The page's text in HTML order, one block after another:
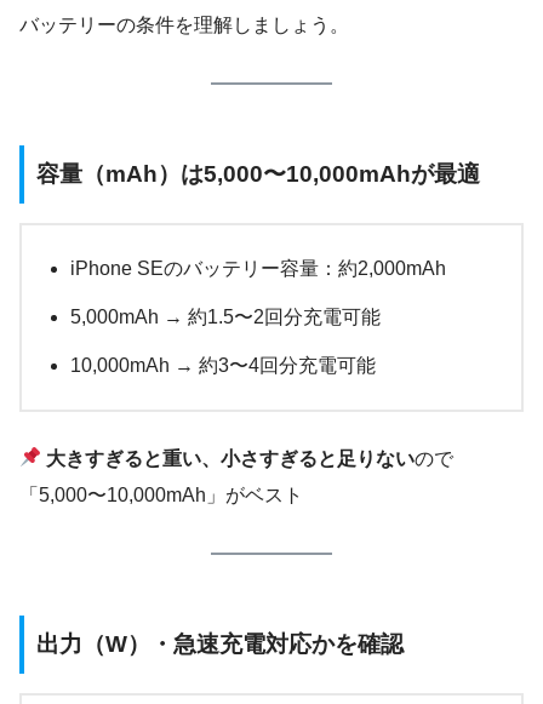
バッテリーの条件を理解しましょう。
容量（mAh）は5,000〜10,000mAhが最適
iPhone SEのバッテリー容量：約2,000mAh
5,000mAh → 約1.5〜2回分充電可能
10,000mAh → 約3〜4回分充電可能
大きすぎると重い、小さすぎると足りないので
「5,000〜10,000mAh」がベスト
出力（W）・急速充電対応かを確認